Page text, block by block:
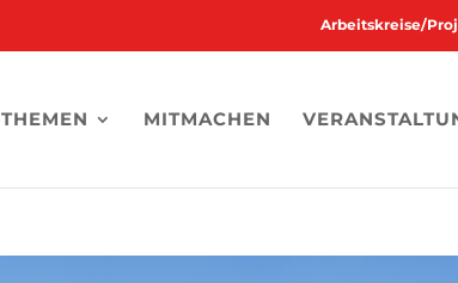
Arbeitskreise/
THEMEN MITMACHEN